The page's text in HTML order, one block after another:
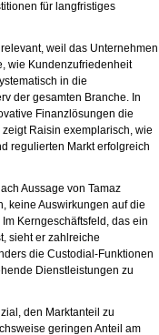
für langfristiges
weil das Unternehmen
wie Kundenzufriedenheit
in die
der gesamten Branche. In
Finanzlösungen die
Raisin exemplarisch, wie
regulierten Markt erfolgreich
Aussage von Tamaz
keine Auswirkungen auf die
Kerngeschäftsfeld, das ein
sieht er zahlreiche
die Custodial-Funktionen
Dienstleistungen zu
den Marktanteil zu
geringen Anteil am